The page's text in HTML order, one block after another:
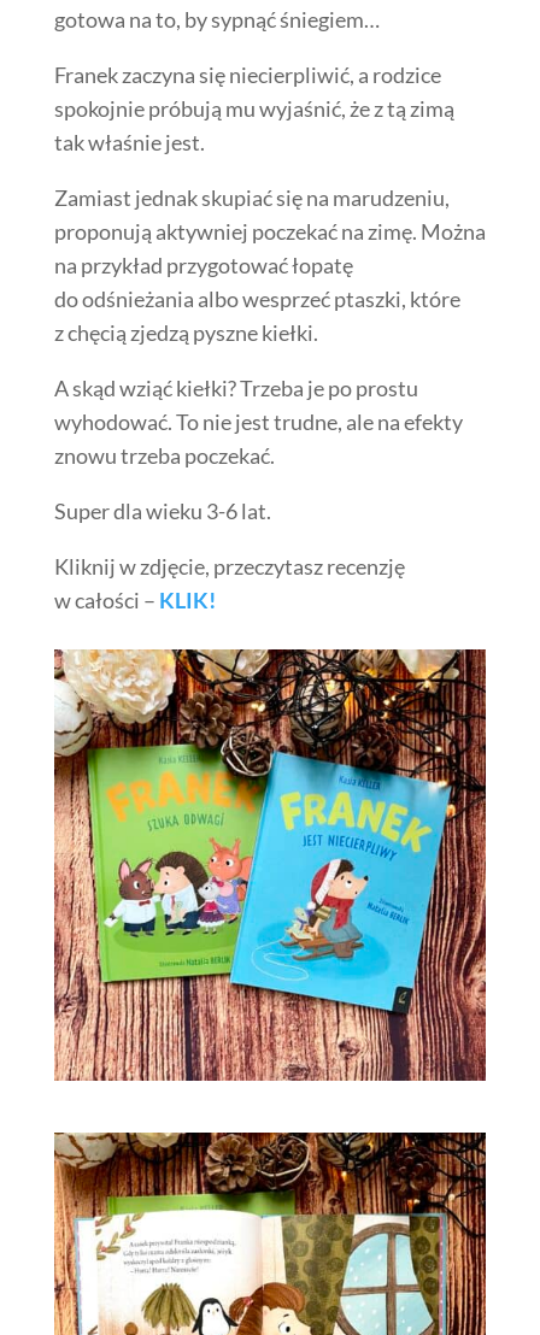
gotowa na to, by sypnąć śniegiem…
Franek zaczyna się niecierpliwić, a rodzice
spokojnie próbują mu wyjaśnić, że z tą zimą
tak właśnie jest.
Zamiast jednak skupiać się na marudzeniu,
proponują aktywniej poczekać na zimę. Można
na przykład przygotować łopatę
do odśnieżania albo wesprzeć ptaszki, które
z chęcią zjedzą pyszne kiełki.
A skąd wziąć kiełki? Trzeba je po prostu
wyhodować. To nie jest trudne, ale na efekty
znowu trzeba poczekać.
Super dla wieku 3-6 lat.
Kliknij w zdjęcie, przeczytasz recenzję
w całości – KLIK!